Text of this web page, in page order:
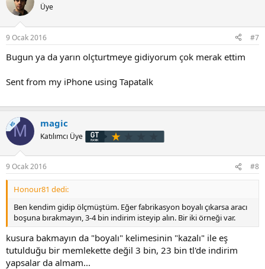
Üye
9 Ocak 2016 #7
Bugun ya da yarın olçturtmeye gidiyorum çok merak ettim
Sent from my iPhone using Tapatalk
KSM magic
Katılımcı Üye
9 Ocak 2016 #8
Honour81 dedi:
Ben kendim gidip ölçmüştüm. Eğer fabrikasyon boyalı çıkarsa aracı
boşuna bırakmayın, 3-4 bin indirim isteyip alın. Bir iki örneği var.
kusura bakmayın da "boyalı" kelimesinin "kazalı" ile eş
tutulduğu bir memlekette değil 3 bin, 23 bin tl'de indirim
yapsalar da almam...